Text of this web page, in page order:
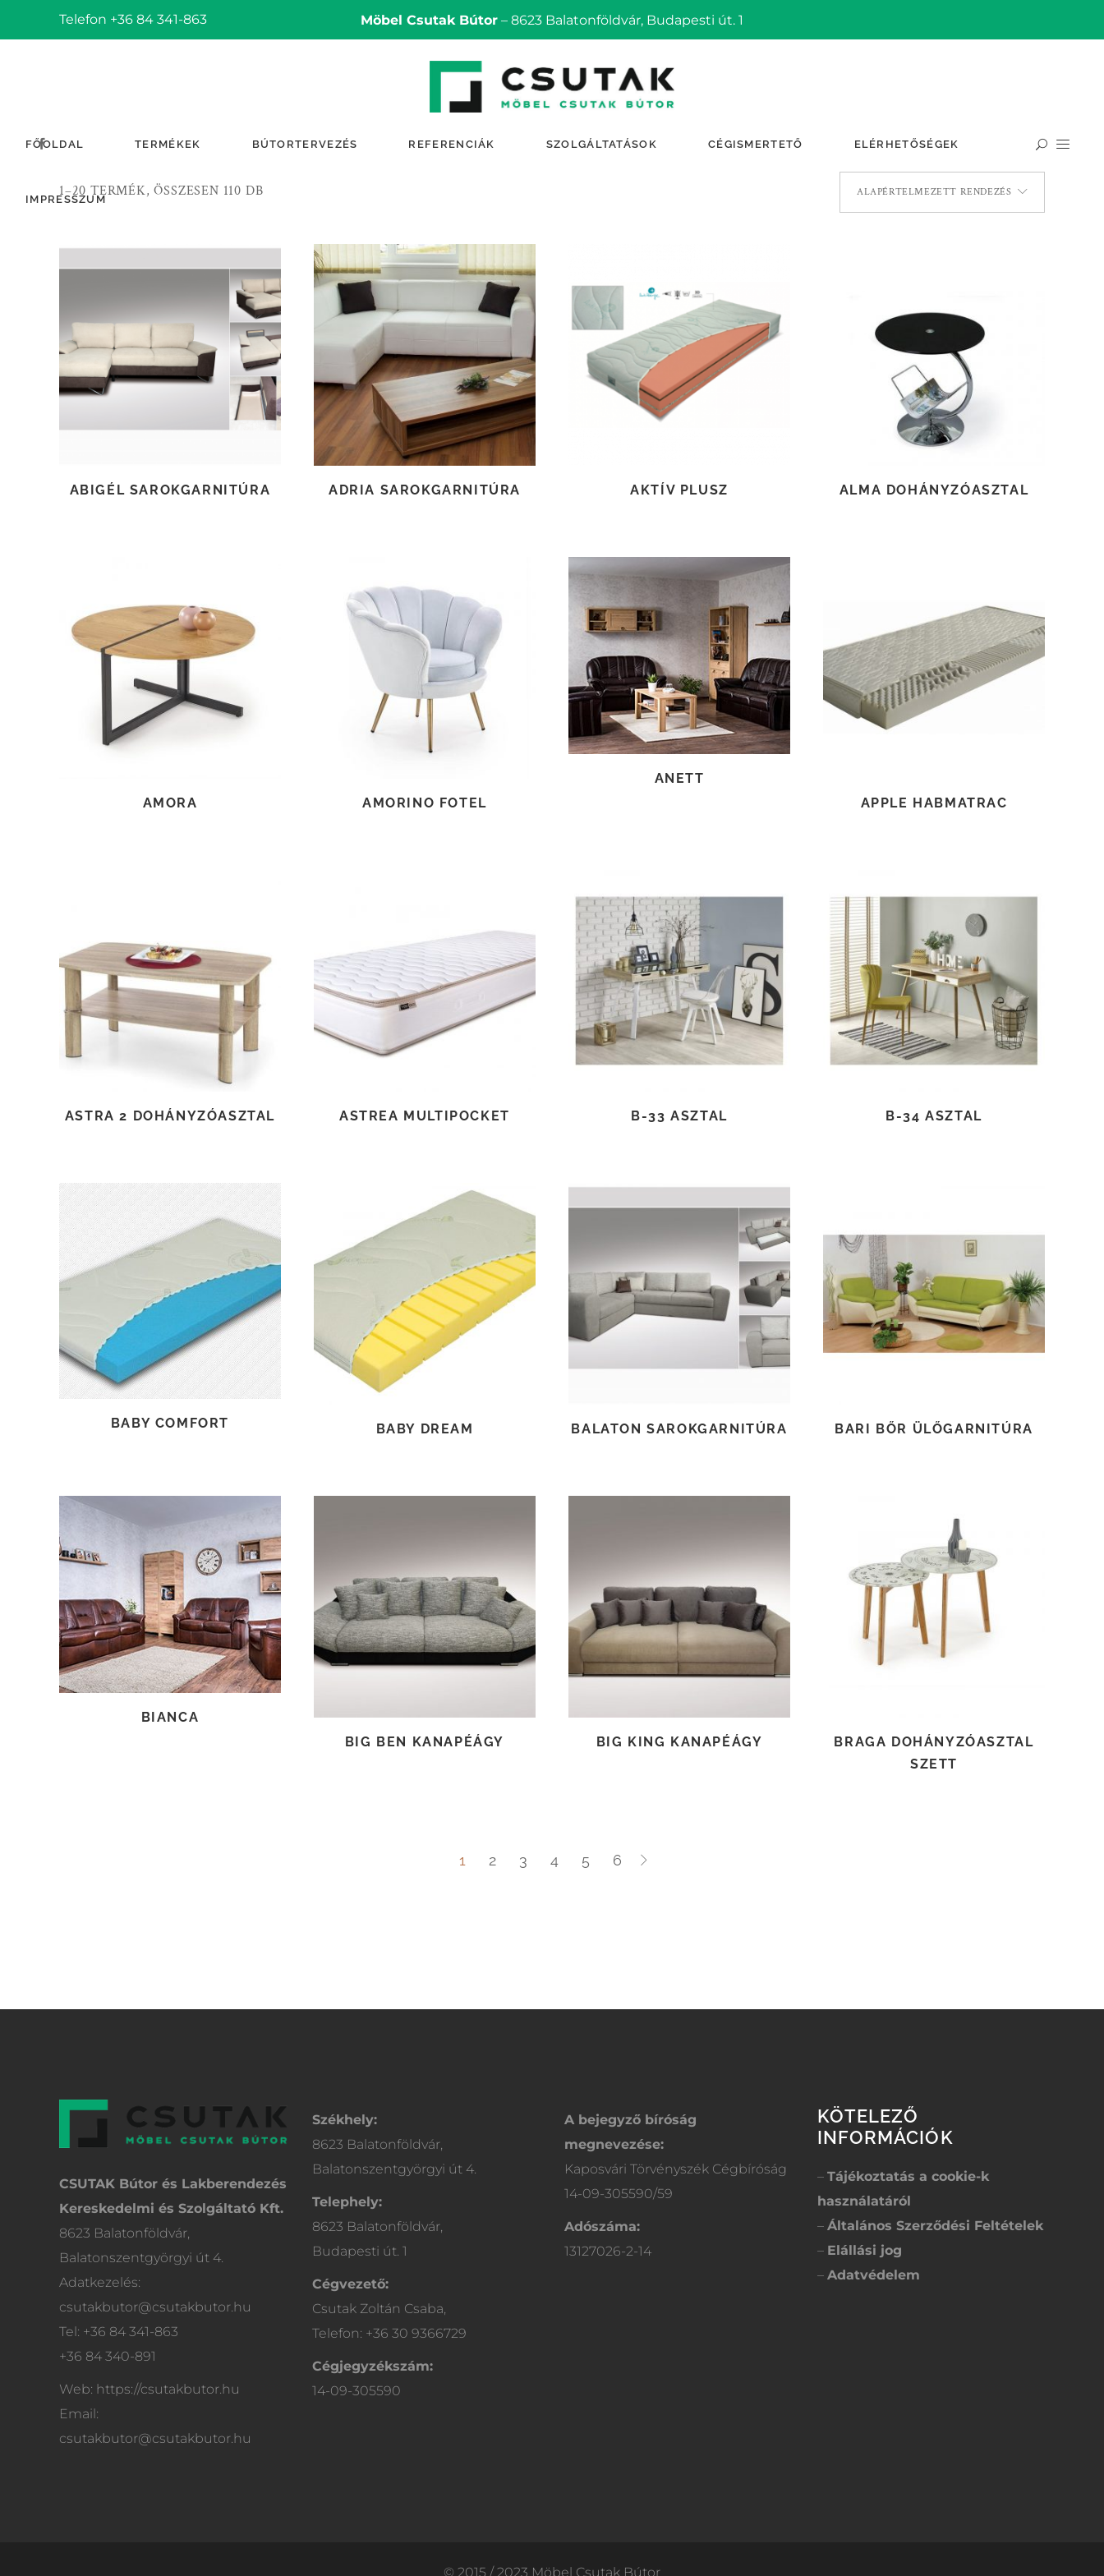
Telefon +36 84 341-863 Möbel Csutak Bútor – 8623 Balatonföldvár, Budapesti út. 1
FŐOLDAL TERMÉKEK BÚTORTERVEZÉS REFERENCIÁK SZOLGÁLTATÁSOK CÉGISMERTETŐ ELÉRHETŐSÉGEK
IMPRESSZUM
1–20 TERMÉK, ÖSSZESEN 110 DB ALAPÉRTELMEZETT RENDEZÉS
TOVÁBB OLVASOM
ABIGÉL SAROKGARNITÚRA
TOVÁBB OLVASOM
ADRIA SAROKGARNITÚRA
TOVÁBB OLVASOM
AKTÍV PLUSZ
TOVÁBB OLVASOM
ALMA DOHÁNYZÓASZTAL
AMORA
TOVÁBB OLVASOM
AMORINO FOTEL
TOVÁBB OLVASOM
ANETT
TOVÁBB OLVASOM
APPLE HABMATRAC
TOVÁBB OLVASOM
ASTRA 2 DOHÁNYZÓASZTAL
TOVÁBB OLVASOM
ASTREA MULTIPOCKET
TOVÁBB OLVASOM
B-33 ASZTAL
TOVÁBB OLVASOM
B-34 ASZTAL
TOVÁBB OLVASOM
BABY COMFORT
TOVÁBB OLVASOM
BABY DREAM
TOVÁBB OLVASOM
BALATON SAROKGARNITÚRA
TOVÁBB OLVASOM
BARI BŐR ÜLŐGARNITÚRA
TOVÁBB OLVASOM
BIANCA
TOVÁBB OLVASOM
BIG BEN KANAPÉÁGY
TOVÁBB OLVASOM
BIG KING KANAPÉÁGY
TOVÁBB OLVASOM
BRAGA DOHÁNYZÓASZTAL
SZETT
1 2 3 4 5 6
CSUTAK Bútor és Lakberendezés
Kereskedelmi és Szolgáltató Kft.
8623 Balatonföldvár,
Balatonszentgyörgyi út 4.
Adatkezelés:
csutakbutor@csutakbutor.hu
Tel: +36 84 341-863
+36 84 340-891
Web: https://csutakbutor.hu
Email:
csutakbutor@csutakbutor.hu
Székhely:
8623 Balatonföldvár,
Balatonszentgyörgyi út 4.
Telephely:
8623 Balatonföldvár,
Budapesti út. 1
Cégvezető:
Csutak Zoltán Csaba,
Telefon: +36 30 9366729
Cégjegyzékszám:
14-09-305590
A bejegyző bíróság
megnevezése:
Kaposvári Törvényszék Cégbíróság
14-09-305590/59
Adószáma:
13127026-2-14
KÖTELEZŐ
INFORMÁCIÓK
– Tájékoztatás a cookie-k
használatáról
– Általános Szerződési Feltételek
– Elállási jog
– Adatvédelem
© 2015 / 2023 Möbel Csutak Bútor